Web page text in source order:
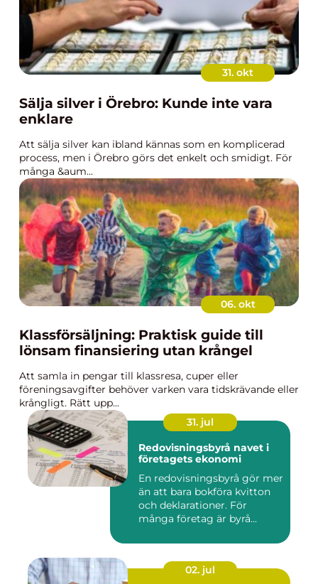
31. okt
Sälja silver i Örebro: Kunde inte vara
enklare
Att sälja silver kan ibland kännas som en komplicerad
process, men i Örebro görs det enkelt och smidigt. För
många &aum...
06. okt
Klassförsäljning: Praktisk guide till
lönsam finansiering utan krångel
Att samla in pengar till klassresa, cuper eller
föreningsavgifter behöver varken vara tidskrävande eller
krångligt. Rätt upp...
31. jul
Redovisningsbyrå navet i
företagets ekonomi
En redovisningsbyrå gör mer
än att bara bokföra kvitton
och deklarationer. För
många företag är byrå...
02. jul